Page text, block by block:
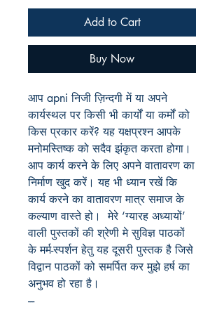
Add to Cart
Buy Now
आप apni निजी ज़िन्दगी में या अपने
कार्यस्थल पर किसी भी कार्यों या कर्मों को
किस प्रकार करें? यह यक्षप्रश्न आपके
मनोमस्तिष्क को सदैव झंकृत करता होगा।
आप कार्य करने के लिए अपने वातावरण का
निर्माण खुद करें। यह भी ध्यान रखें कि
कार्य करने का वातावरण मात्र समाज के
कल्याण वास्ते हो। मेरे ‘ग्यारह अध्यायों’
वाली पुस्तकों की श्रेणी मे सुविज्ञ पाठकों
के मर्म-स्पर्शन हेतु यह दूसरी पुस्तक है जिसे
विद्वान पाठकों को समर्पित कर मुझे हर्ष का
अनुभव हो रहा है।
---